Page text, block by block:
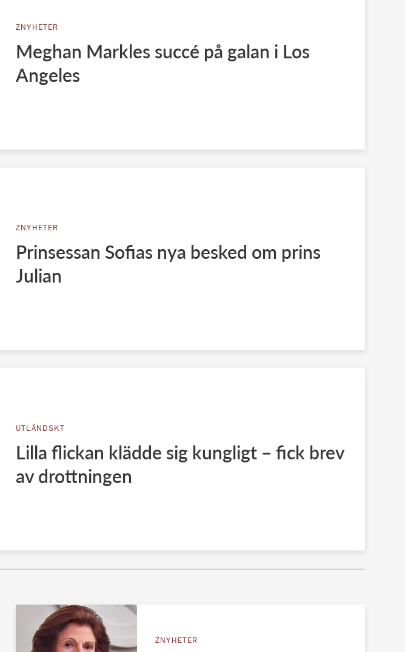
ZNYHETER
Meghan Markles succé på galan i Los
Angeles
ZNYHETER
Prinsessan Sofias nya besked om prins
Julian
UTLÄNDSKT
Lilla flickan klädde sig kungligt – fick brev
av drottningen
ZNYHETER